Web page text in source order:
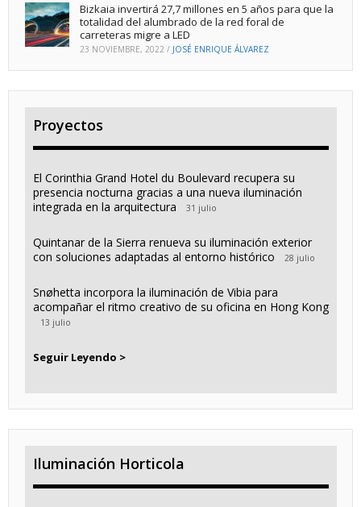
Bizkaia invertirá 27,7 millones en 5 años para que la
totalidad del alumbrado de la red foral de
carreteras migre a LED
23 NOVIEMBRE, 2022 / JOSÉ ENRIQUE ÁLVAREZ
Proyectos
El Corinthia Grand Hotel du Boulevard recupera su
presencia nocturna gracias a una nueva iluminación
integrada en la arquitectura
31 julio
Quintanar de la Sierra renueva su iluminación exterior
con soluciones adaptadas al entorno histórico
28 julio
Snøhetta incorpora la iluminación de Vibia para
acompañar el ritmo creativo de su oficina en Hong Kong
13 julio
Seguir Leyendo >
Iluminación Horticola